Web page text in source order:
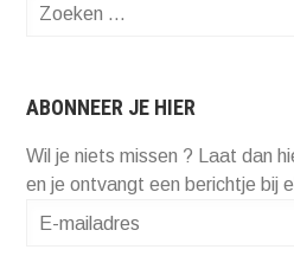
ABONNEER JE HIER
Wil je niets missen ? Laat dan
en je ontvangt een berichtje bij
E-